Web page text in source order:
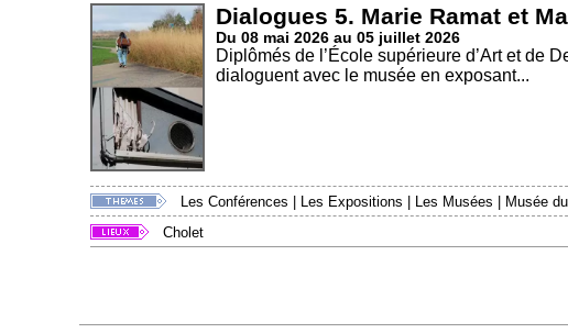
Dialogues 5. Marie Ramat et
Du 08 mai 2026 au 05 juillet 2026
Diplômés de l’École supérieure d’Art et de
dialoguent avec le musée en exposant...
Les Conférences Les Expositions Les Musées
Musée
Cholet